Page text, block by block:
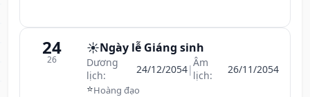
24
26
☀️Ngày lễ Giáng sinh
Dương
lịch:
24/12/2054|Âm
lịch:
26/11/2054
⭐Hoàng đạo